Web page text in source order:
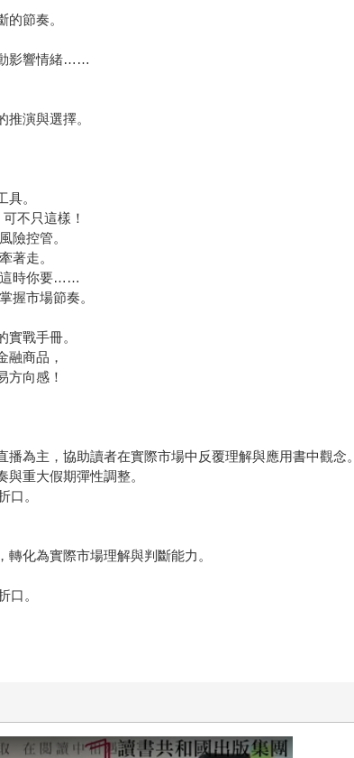
節奏。
影響情緒……
演與選擇。
。
不只這樣！
險控管。
著走。
這時你要……
握市場節奏。
戰手冊。
商品，
向感！
為主，協助讀者在實際市場中反覆理解與應用書中觀念。
重大假期彈性調整。
口。
化為實際市場理解與判斷能力。
口。